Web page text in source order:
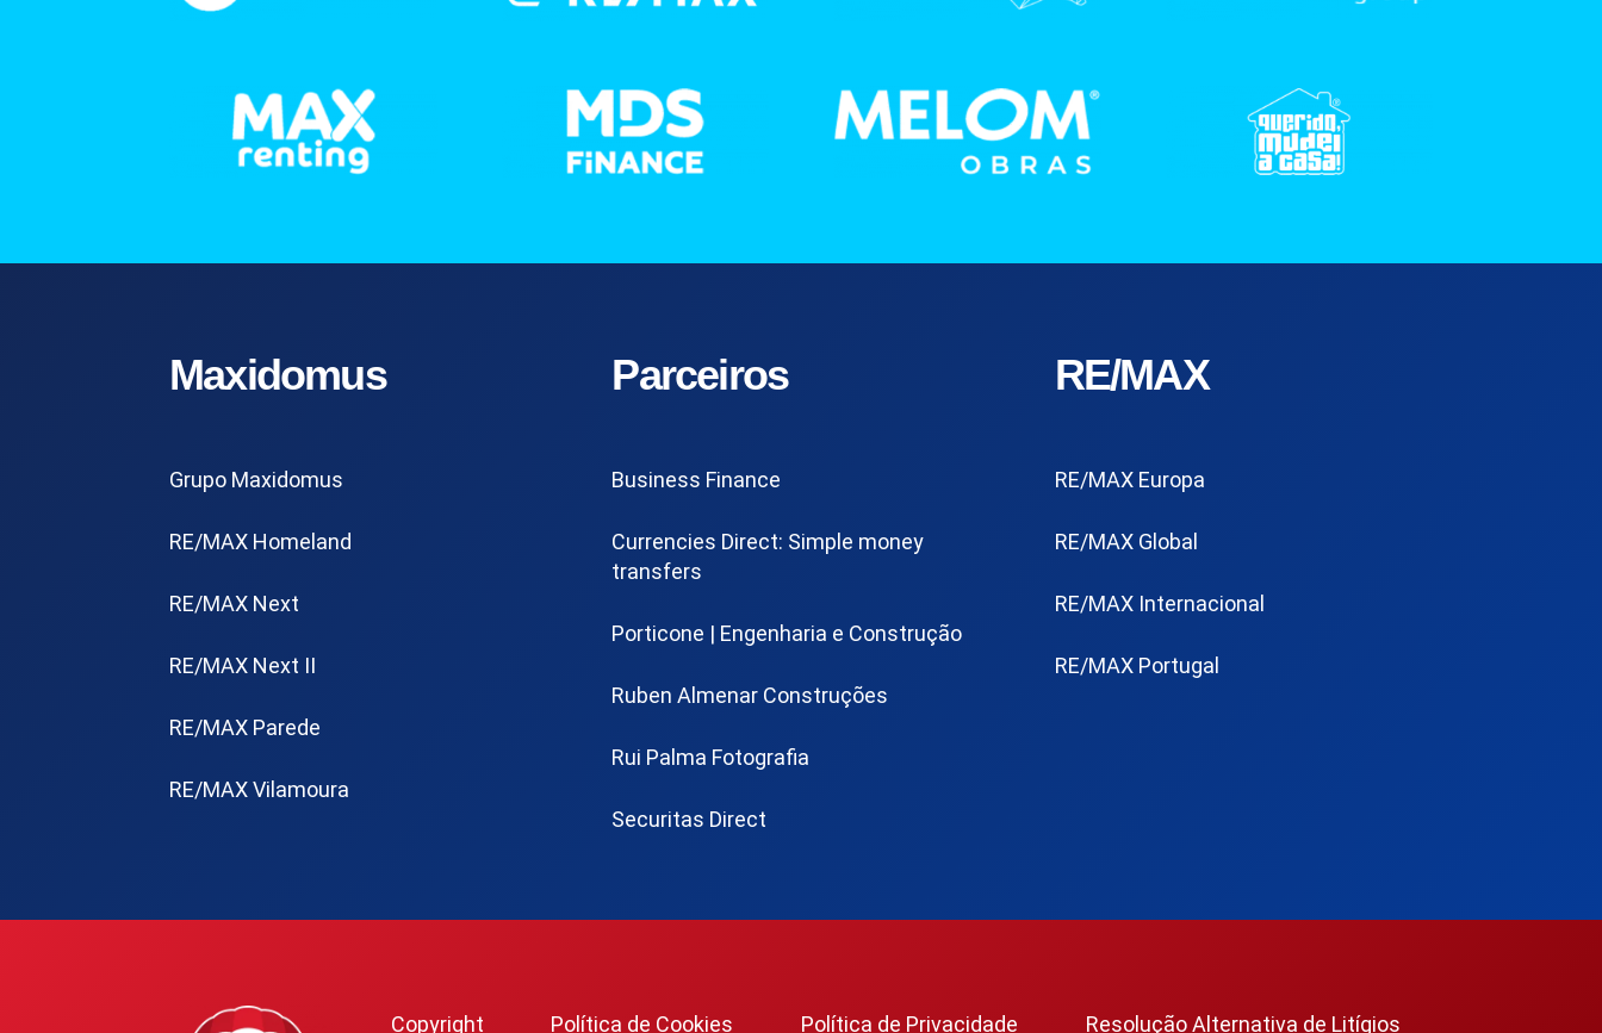
Maxidomus
Grupo Maxidomus
RE/MAX Homeland
RE/MAX Next
RE/MAX Next II
RE/MAX Parede
RE/MAX Vilamoura
Parceiros
Business Finance
Currencies Direct: Simple money
transfers
Porticone | Engenharia e Construção
Ruben Almenar Construções
Rui Palma Fotografia
Securitas Direct
RE/MAX
RE/MAX Europa
RE/MAX Global
RE/MAX Internacional
RE/MAX Portugal
Copyright Política de Cookies Política de Privacidade Resolução Alternativa de Litígios